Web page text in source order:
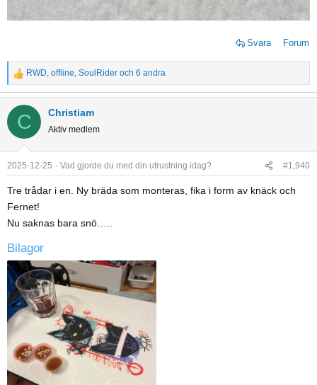
Svara Forum
R
e
a
t
i
o
n
s
:
RWD, offline, SoulRider och 6 andra
C Christiam
Aktiv medlem
2025-12-25 Vad gjorde du med din utrustning idag? #1,940
Tre trådar i en. Ny bräda som monteras, fika i form av knäck och
Fernet!
Nu saknas bara snö…..
Bilagor